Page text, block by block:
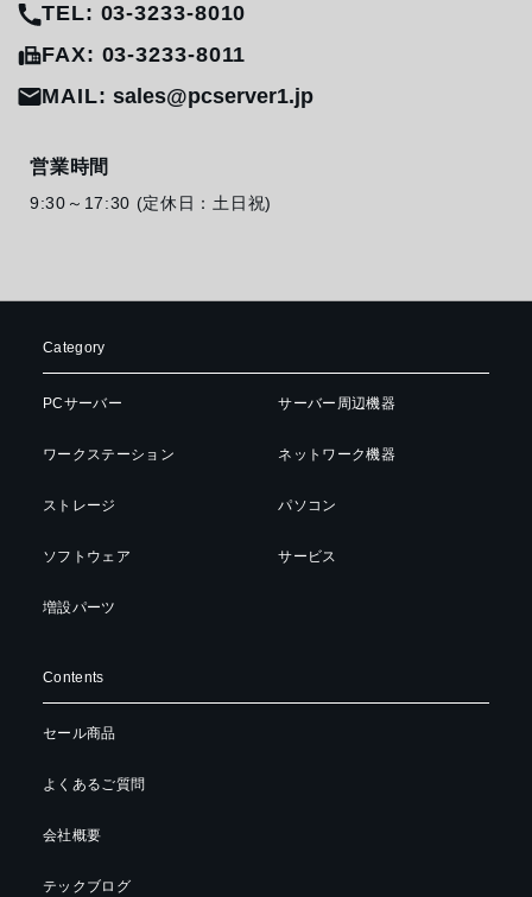
TEL: 03-3233-8010
FAX: 03-3233-8011
MAIL:sales@pcserver1.jp
営業時間
9:30～17:30 (定休日：土日祝)
Category
PCサーバー
ワークステーション
ストレージ
ソフトウェア
増設パーツ
サーバー周辺機器
ネットワーク機器
パソコン
サービス
Contents
セール商品
よくあるご質問
会社概要
テックブログ